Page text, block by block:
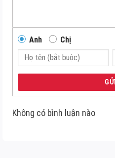
Anh Chị
GỬI
Không có bình luận nào